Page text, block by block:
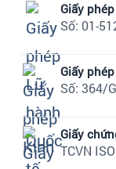
Giấy
Số: 01-
Giấy
Số: 364/
Giấy
TCVN